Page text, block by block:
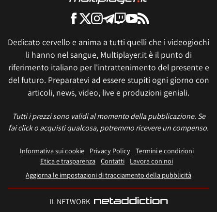
Dedicato cervello e anima a tutti quelli che i videogiochi
li hanno nel sangue, Multiplayer.it è il punto di
riferimento italiano per l'intrattenimento del presente e
del futuro. Preparatevi ad essere stupiti ogni giorno con
articoli, news, video, live e produzioni geniali.
Tutti i prezzi sono validi al momento della pubblicazione. Se
fai click o acquisti qualcosa, potremmo ricevere un compenso.
Informativa sui cookie Privacy Policy
Termini e condizioni
Etica e trasparenza Contatti
Lavora con noi
Aggiorna le impostazioni di tracciamento della pubblicità
IL NETWORK